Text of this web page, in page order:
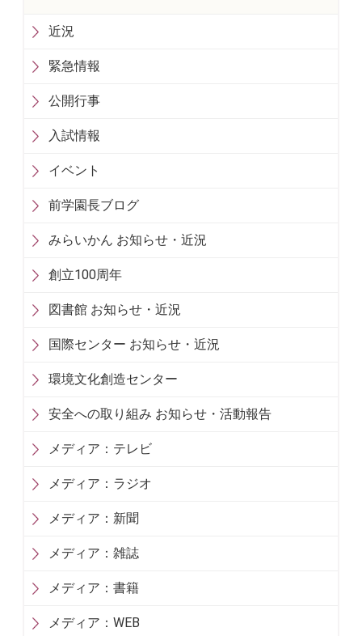
近況
緊急情報
公開行事
入試情報
イベント
前学園長ブログ
みらいかん お知らせ・近況
創立100周年
図書館 お知らせ・近況
国際センター お知らせ・近況
環境文化創造センター
安全への取り組み お知らせ・活動報告
メディア：テレビ
メディア：ラジオ
メディア：新聞
メディア：雑誌
メディア：書籍
メディア：WEB